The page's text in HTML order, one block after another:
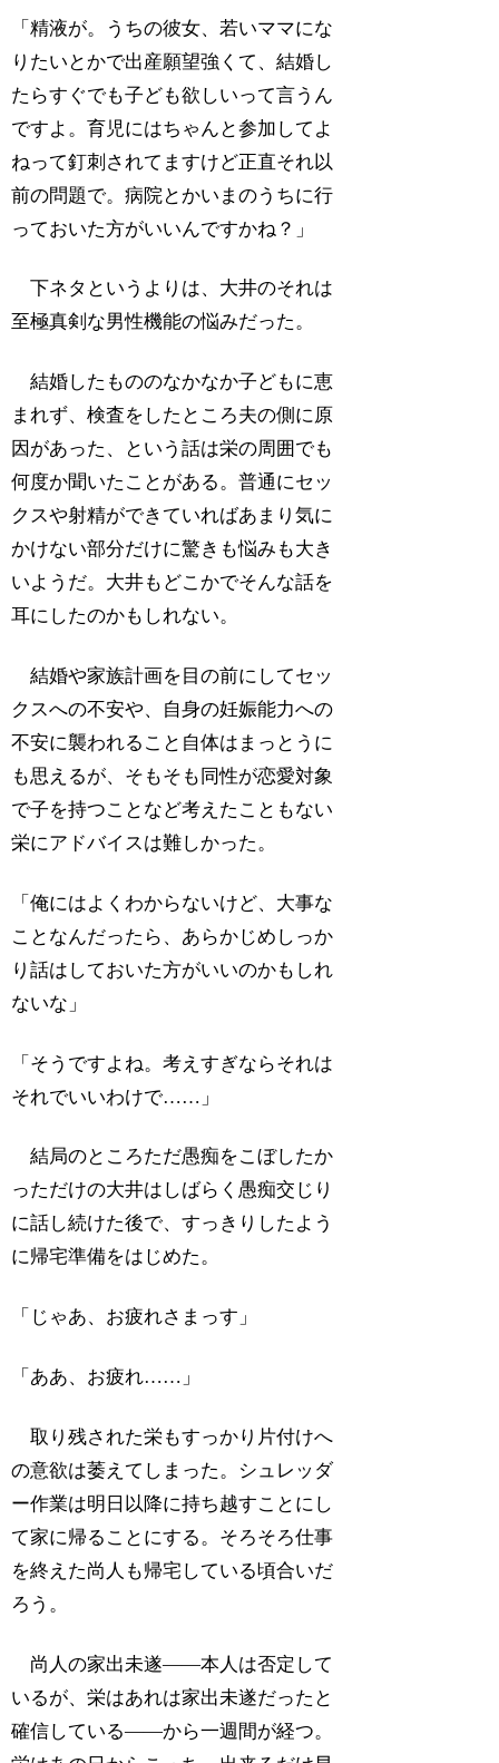
「精液が。うちの彼女、若いママにな
りたいとかで出産願望強くて、結婚し
たらすぐでも子ども欲しいって言うん
ですよ。育児にはちゃんと参加してよ
ねって釘刺されてますけど正直それ以
前の問題で。病院とかいまのうちに行
っておいた方がいいんですかね？」
下ネタというよりは、大井のそれは
至極真剣な男性機能の悩みだった。
結婚したもののなかなか子どもに恵
まれず、検査をしたところ夫の側に原
因があった、という話は栄の周囲でも
何度か聞いたことがある。普通にセッ
クスや射精ができていればあまり気に
かけない部分だけに驚きも悩みも大き
いようだ。大井もどこかでそんな話を
耳にしたのかもしれない。
結婚や家族計画を目の前にしてセッ
クスへの不安や、自身の妊娠能力への
不安に襲われること自体はまっとうに
も思えるが、そもそも同性が恋愛対象
で子を持つことなど考えたこともない
栄にアドバイスは難しかった。
「俺にはよくわからないけど、大事な
ことなんだったら、あらかじめしっか
り話はしておいた方がいいのかもしれ
ないな」
「そうですよね。考えすぎならそれは
それでいいわけで……」
結局のところただ愚痴をこぼしたか
っただけの大井はしばらく愚痴交じり
に話し続けた後で、すっきりしたよう
に帰宅準備をはじめた。
「じゃあ、お疲れさまっす」
「ああ、お疲れ……」
取り残された栄もすっかり片付けへ
の意欲は萎えてしまった。シュレッダ
ー作業は明日以降に持ち越すことにし
て家に帰ることにする。そろそろ仕事
を終えた尚人も帰宅している頃合いだ
ろう。
尚人の家出未遂――本人は否定して
いるが、栄はあれは家出未遂だったと
確信している――から一週間が経つ。